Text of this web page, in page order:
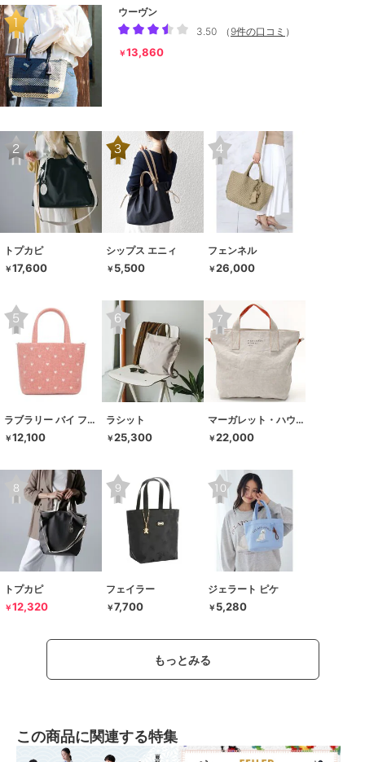
ウーヴン
3.50
（ 9件の口コミ ）
￥13,860
トプカピ
￥17,600
シップス エニィ
￥ 5,500
フェンネル
￥26,000
ラブラリー バイ フェイラー
￥12,100
ラシット
￥25,300
マーガレット・ハウエル アイデア
￥22,000
トプカピ
￥12,320
フェイラー
￥7,700
ジェラート ピケ
￥ 5,280
もっとみる
この商品に関連する特集